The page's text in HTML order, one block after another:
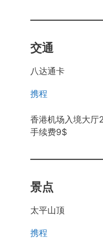
交通
八达通卡
携程
香港机场入境大厅
手续费9$
景点
太平山顶
携程